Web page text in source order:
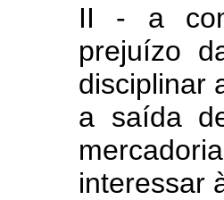
II - a
prejuízo
disciplinar
a saída
interessar